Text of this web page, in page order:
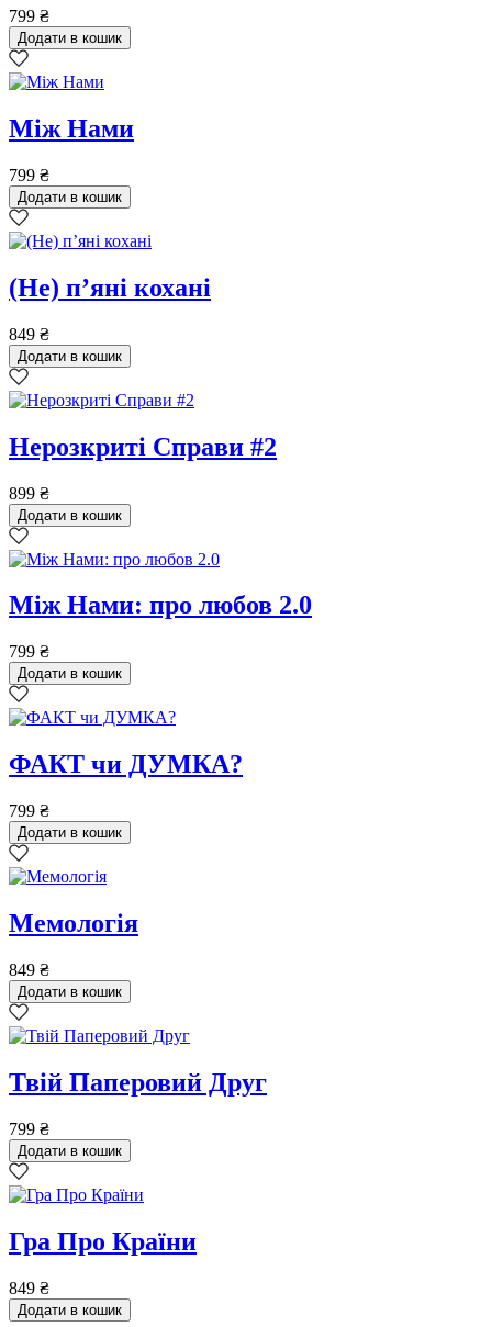
799 ₴
Додати в кошик
Між Нами
799 ₴
Додати в кошик
(Не) пʼяні кохані
849 ₴
Додати в кошик
Нерозкриті Cправи #2
899 ₴
Додати в кошик
Між Нами: про любов 2.0
799 ₴
Додати в кошик
ФАКТ чи ДУМКА?
799 ₴
Додати в кошик
Мемологія
849 ₴
Додати в кошик
Твій Паперовий Друг
799 ₴
Додати в кошик
Гра Про Країни
849 ₴
Додати в кошик